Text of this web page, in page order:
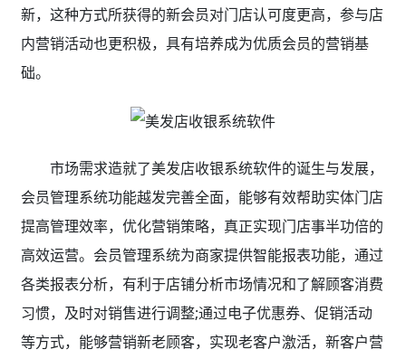
新，这种方式所获得的新会员对门店认可度更高，参与店
内营销活动也更积极，具有培养成为优质会员的营销基
础。
市场需求造就了美发店收银系统软件的诞生与发展，
会员管理系统功能越发完善全面，能够有效帮助实体门店
提高管理效率，优化营销策略，真正实现门店事半功倍的
高效运营。会员管理系统为商家提供智能报表功能，通过
各类报表分析，有利于店铺分析市场情况和了解顾客消费
习惯，及时对销售进行调整;通过电子优惠券、促销活动
等方式，能够营销新老顾客，实现老客户激活，新客户营